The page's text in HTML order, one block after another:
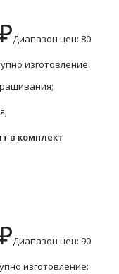
Диапазон цен: 80
изготовление:
в комплект
Диапазон цен: 90
изготовление: